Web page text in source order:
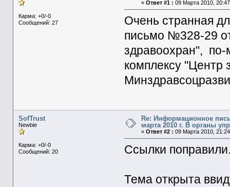
Карма: +0/-0
Сообщений: 27
« Ответ #1 : 09 Марта 2010,
Очень странная
письмо №328-29
здравоохран",
комплексу "Центр
SofTrust
Newbie
Карма: +0/-0
Сообщений: 20
Re: Информационное
марта 2010 г. В органы
« Ответ #2 : 09 Марта 2010,
Ссылки
Тема открыта